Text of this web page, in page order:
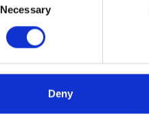
Necessary
Deny